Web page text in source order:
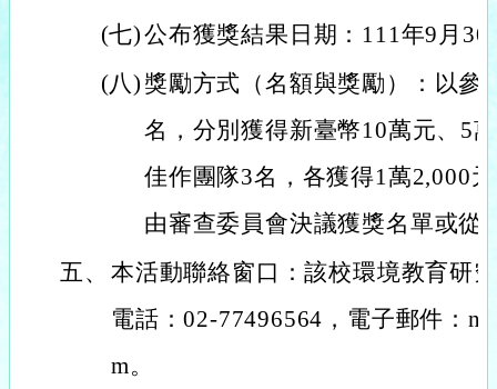
(七)公布獲獎結果日期：111年9月30
(八) 獎勵方式（名額與獎勵）：以參
名，分別獲得新臺幣10萬元、5
佳作團隊3名，各獲得1萬2,000
由審查委員會決議獲獎名單或從
五、 本活動聯絡窗口：該校環境教育研
電話：02-77496564，電子郵件：
m。